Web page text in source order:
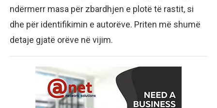
ndërmerr masa për zbardhjen e plotë të rastit, si
dhe për identifikimin e autorëve. Priten më shumë
detaje gjatë orëve në vijim.